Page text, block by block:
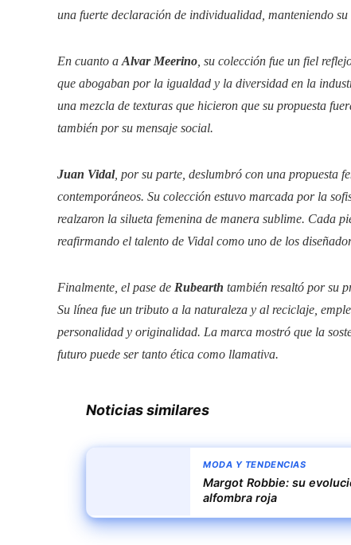
una fuerte declaración de individualidad, manteniendo
En cuanto a Alvar Meerino , su colección fue un fiel
que abogaban por la igualdad y la diversidad en la
una mezcla de texturas que hicieron que su propuesta
también por su mensaje social.
Juan Vidal, por su parte, deslumbró con una propuesta
contemporáneos. Su colección estuvo marcada por la
realzaron la silueta femenina de manera sublime. Cada
reafirmando el talento de Vidal como uno de los
Finalmente, el pase de Rubearth también resaltó por su
Su línea fue un tributo a la naturaleza y al reciclaje,
personalidad y originalidad. La marca mostró que la
futuro puede ser tanto ética como llamativa.
Noticias similares
MODA Y TENDENCIAS
Margot Robbie: su
alfombra roja